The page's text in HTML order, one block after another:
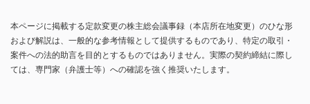
本ページに掲載する定款変更の株主総会議事録（本店所在地変更）のひな形
および解説は、一般的な参考情報として提供するものであり、特定の取引・
案件への法的助言を目的とするものではありません。実際の契約締結に際し
ては、専門家（弁護士等）への確認を強く推奨いたします。